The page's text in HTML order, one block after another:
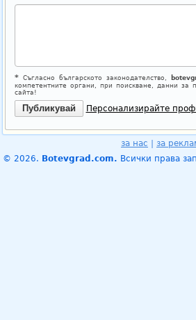
*Съгласно българското законодателство,
компетентните органи, при поискване, данни за
сайта!
Персонализирайте
за нас за
© 2026. Botevgrad.com. Всички права